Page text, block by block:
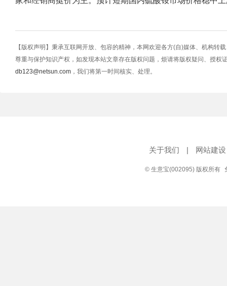
【版权声明】秉承互联网开放、包容的精神，本网欢迎各方(自)媒体、机构转
尊重与保护知识产权，如发现本站文章存在版权问题，烦请将版权疑问、授权
db123@netsun.com ，我们将第一时间核实、处理。
关于我们 | 网站建设
© 生意宝(002095) 版权所有